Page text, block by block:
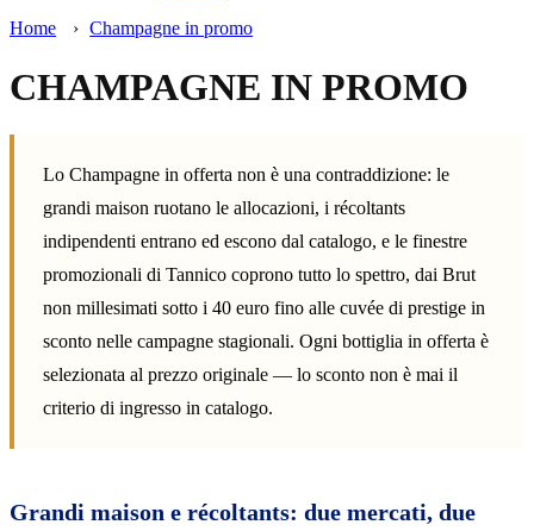
Home
› Champagne in promo
CHAMPAGNE IN PROMO
Lo Champagne in offerta non è una contraddizione: le
grandi maison ruotano le allocazioni, i récoltants
indipendenti entrano ed escono dal catalogo, e le finestre
promozionali di Tannico coprono tutto lo spettro, dai Brut
non millesimati sotto i 40 euro fino alle cuvée di prestige in
sconto nelle campagne stagionali. Ogni bottiglia in offerta è
selezionata al prezzo originale — lo sconto non è mai il
criterio di ingresso in catalogo.
Grandi maison e récoltants: due mercati, due